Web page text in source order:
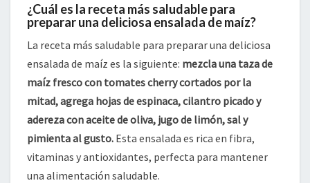
¿Cuál es la receta más saludable para
preparar una deliciosa ensalada de maíz?
La receta más saludable para preparar una deliciosa
ensalada de maíz es la siguiente: mezcla una taza de
maíz fresco con tomates cherry cortados por la
mitad, agrega hojas de espinaca, cilantro picado y
adereza con aceite de oliva, jugo de limón, sal y
pimienta al gusto. Esta ensalada es rica en fibra,
vitaminas y antioxidantes, perfecta para mantener
una alimentación saludable.